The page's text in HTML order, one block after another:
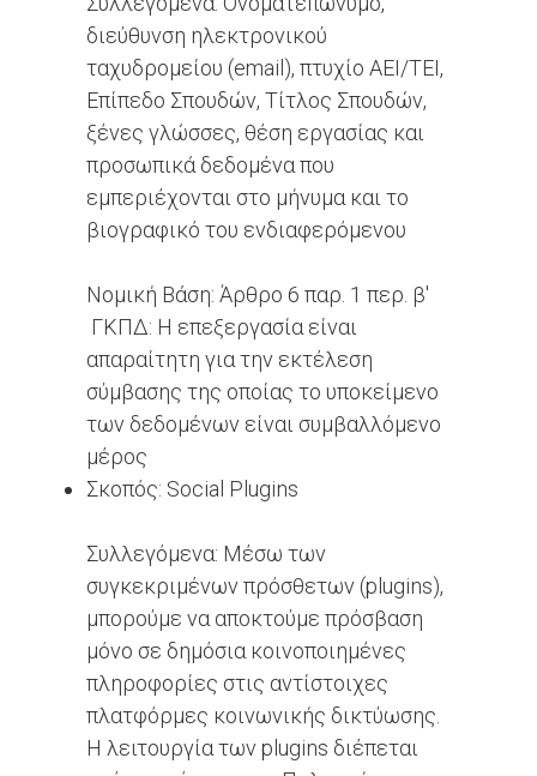
διεύθυνση ηλεκτρονικού
ταχυδρομείου (email), πτυχίο ΑΕΙ/ΤΕΙ,
Επίπεδο Σπουδών, Τίτλος Σπουδών,
ξένες γλώσσες, θέση εργασίας και
προσωπικά δεδομένα που
εμπεριέχονται στο μήνυμα και το
βιογραφικό του ενδιαφερόμενου
Νομική Βάση: Άρθρο 6 παρ. 1 περ. β'
ΓΚΠΔ: Η επεξεργασία είναι
απαραίτητη για την εκτέλεση
σύμβασης της οποίας το υποκείμενο
των δεδομένων είναι συμβαλλόμενο
μέρος
Σκοπός: Social Plugins
Συλλεγόμενα: Μέσω των
συγκεκριμένων πρόσθετων (plugins),
μπορούμε να αποκτούμε πρόσβαση
μόνο σε δημόσια κοινοποιημένες
πληροφορίες στις αντίστοιχες
πλατφόρμες κοινωνικής δικτύωσης.
Η λειτουργία των plugins διέπεται